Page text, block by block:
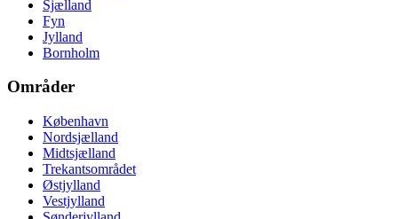
Sjælland
Fyn
Jylland
Bornholm
Områder
København
Nordsjælland
Midtsjælland
Trekantsområdet
Østjylland
Vestjylland